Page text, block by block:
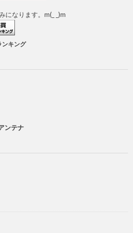
になります。m(_ _)m
ンキング
ンテナ